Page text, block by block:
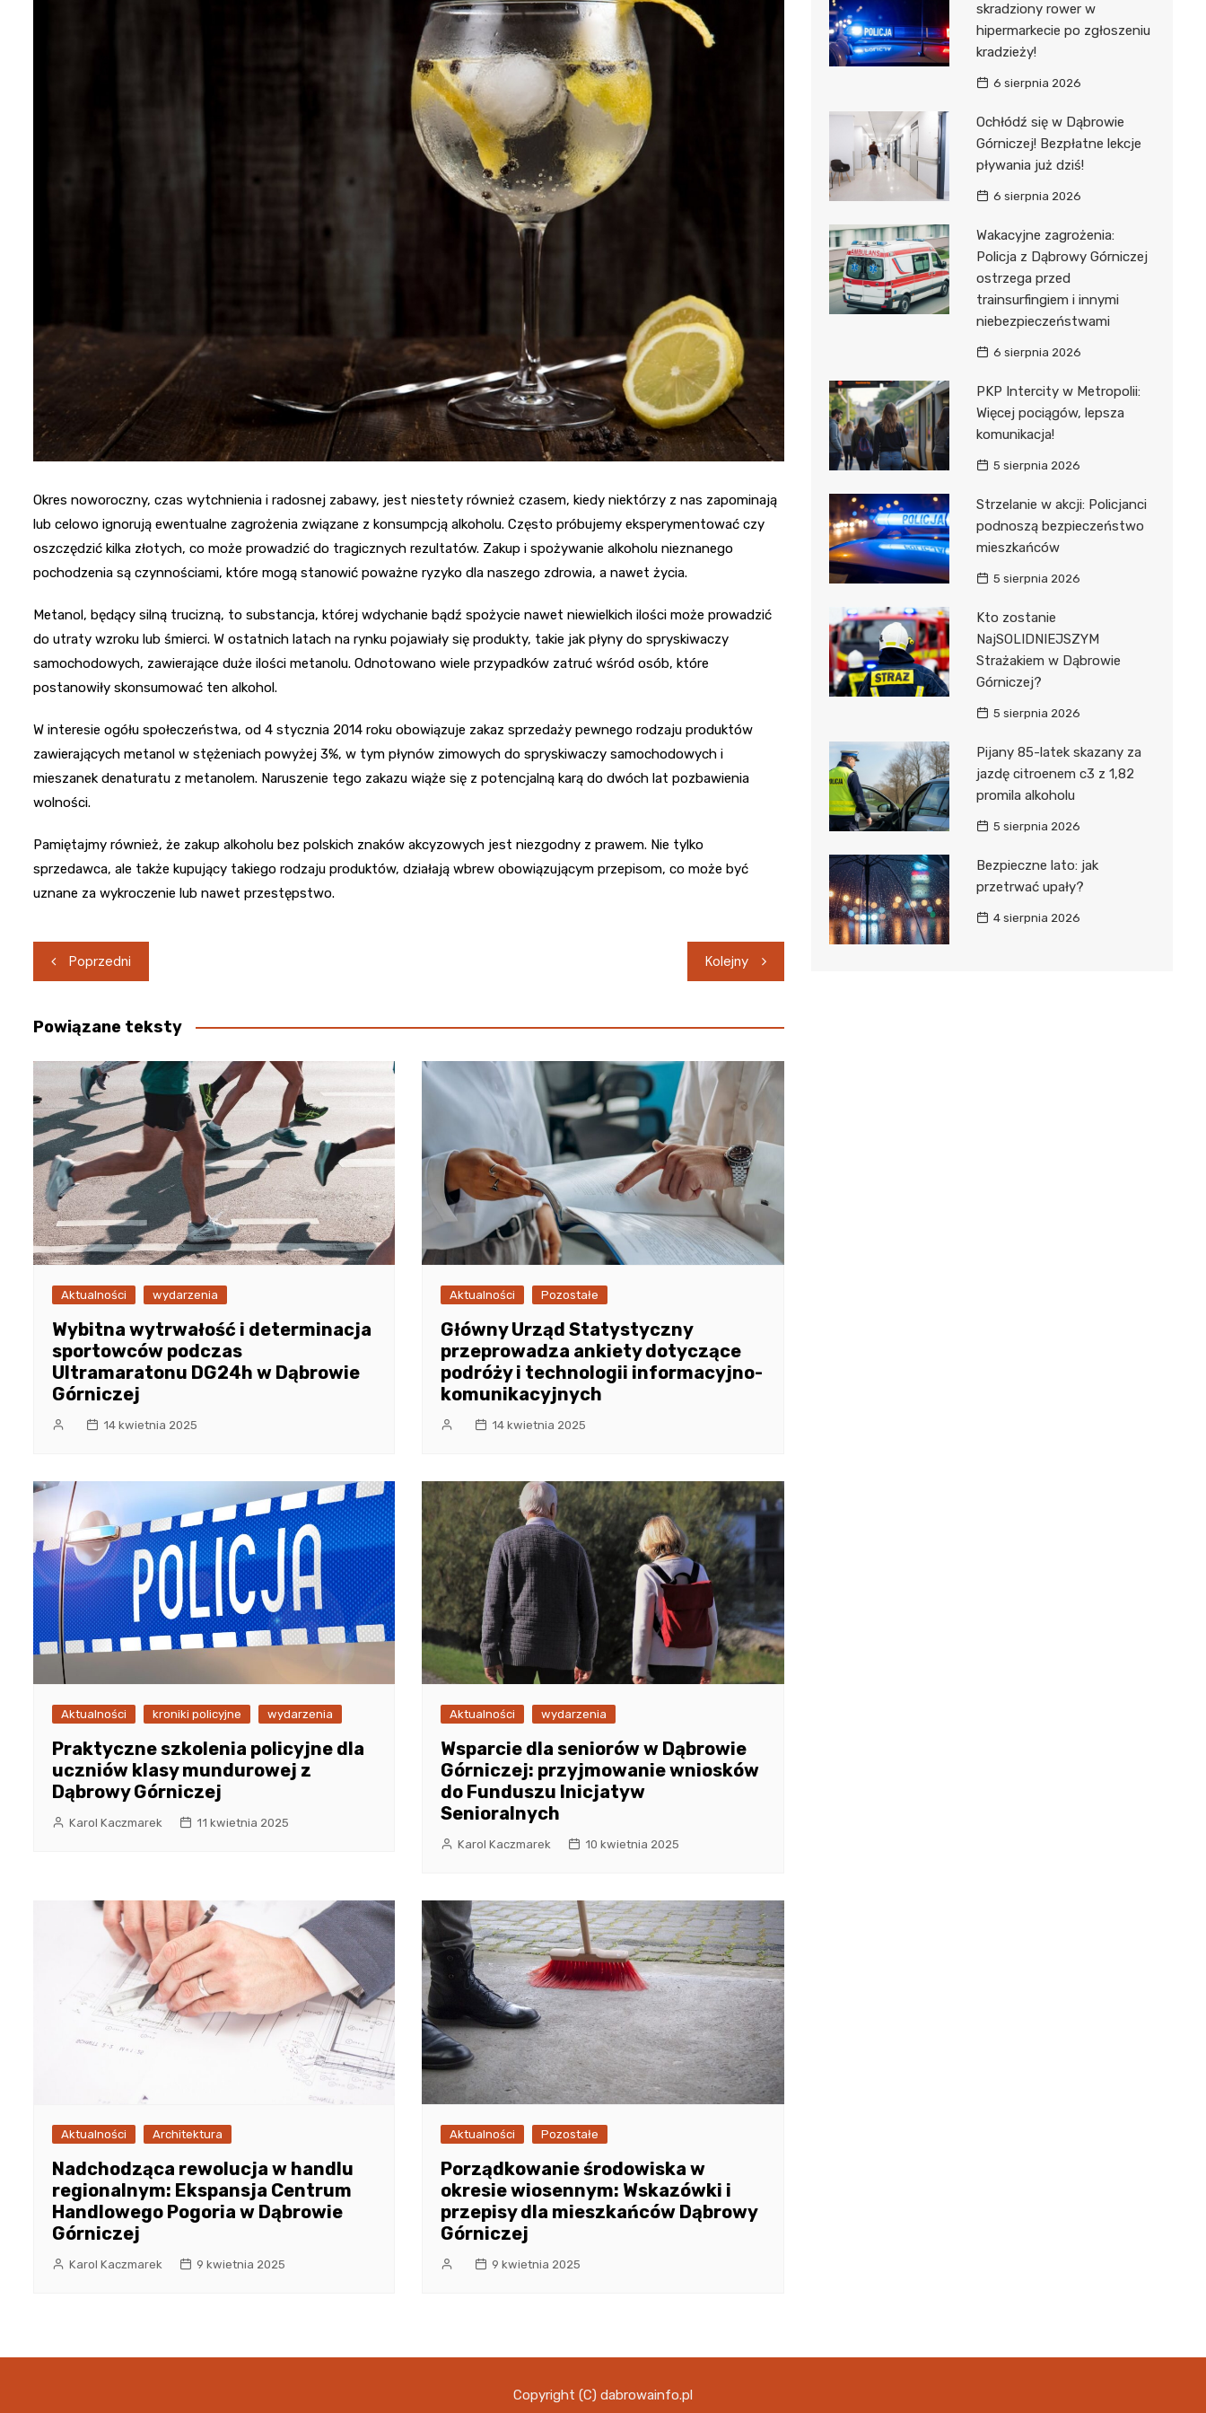
Poczta
Kino
Księgarnia
Okres noworoczny, czas wytchnienia i radosnej zabawy, jest niestety również czasem, kiedy niektórzy z nas zapominają
lub celowo ignorują ewentualne zagrożenia związane z konsumpcją alkoholu. Często próbujemy eksperymentować czy
oszczędzić kilka złotych, co może prowadzić do tragicznych rezultatów. Zakup i spożywanie alkoholu nieznanego
pochodzenia są czynnościami, które mogą stanowić poważne ryzyko dla naszego zdrowia, a nawet życia.
Metanol, będący silną trucizną, to substancja, której wdychanie bądź spożycie nawet niewielkich ilości może prowadzić
do utraty wzroku lub śmierci. W ostatnich latach na rynku pojawiały się produkty, takie jak płyny do spryskiwaczy
samochodowych, zawierające duże ilości metanolu. Odnotowano wiele przypadków zatruć wśród osób, które
postanowiły skonsumować ten alkohol.
W interesie ogółu społeczeństwa, od 4 stycznia 2014 roku obowiązuje zakaz sprzedaży pewnego rodzaju produktów
zawierających metanol w stężeniach powyżej 3%, w tym płynów zimowych do spryskiwaczy samochodowych i
mieszanek denaturatu z metanolem. Naruszenie tego zakazu wiąże się z potencjalną karą do dwóch lat pozbawienia
wolności.
Pamiętajmy również, że zakup alkoholu bez polskich znaków akcyzowych jest niezgodny z prawem. Nie tylko
sprzedawca, ale także kupujący takiego rodzaju produktów, działają wbrew obowiązującym przepisom, co może być
uznane za wykroczenie lub nawet przestępstwo.
Nawigacja
wpisu
Poprzedni Kolejny
Powiązane teksty
Aktualności wydarzenia
Wybitna wytrwałość i determinacja
sportowców podczas
Ultramaratonu DG24h w Dąbrowie
Górniczej
14 kwietnia 2025
Aktualności Pozostałe
Główny Urząd Statystyczny
przeprowadza ankiety dotyczące
podróży i technologii informacyjno-
komunikacyjnych
14 kwietnia 2025
Aktualności kroniki policyjne wydarzenia
Praktyczne szkolenia policyjne dla
uczniów klasy mundurowej z
Dąbrowy Górniczej
Karol Kaczmarek 11 kwietnia 2025
Aktualności wydarzenia
Wsparcie dla seniorów w Dąbrowie
Górniczej: przyjmowanie wniosków
do Funduszu Inicjatyw
Senioralnych
Karol Kaczmarek 10 kwietnia 2025
Aktualności Architektura
Nadchodząca rewolucja w handlu
regionalnym: Ekspansja Centrum
Handlowego Pogoria w Dąbrowie
Górniczej
Karol Kaczmarek 9 kwietnia 2025
Aktualności Pozostałe
Porządkowanie środowiska w
okresie wiosennym: Wskazówki i
przepisy dla mieszkańców Dąbrowy
Górniczej
9 kwietnia 2025
skradziony rower w
hipermarkecie po zgłoszeniu
kradzieży!
6 sierpnia 2026
Ochłódź się w Dąbrowie
Górniczej! Bezpłatne lekcje
pływania już dziś!
6 sierpnia 2026
Wakacyjne zagrożenia:
Policja z Dąbrowy Górniczej
ostrzega przed
trainsurfingiem i innymi
niebezpieczeństwami
6 sierpnia 2026
PKP Intercity w Metropolii:
Więcej pociągów, lepsza
komunikacja!
5 sierpnia 2026
Strzelanie w akcji: Policjanci
podnoszą bezpieczeństwo
mieszkańców
5 sierpnia 2026
Kto zostanie
NajSOLIDNIEJSZYM
Strażakiem w Dąbrowie
Górniczej?
5 sierpnia 2026
Pijany 85-latek skazany za
jazdę citroenem c3 z 1,82
promila alkoholu
5 sierpnia 2026
Bezpieczne lato: jak
przetrwać upały?
4 sierpnia 2026
Copyright (C) dabrowainfo.pl